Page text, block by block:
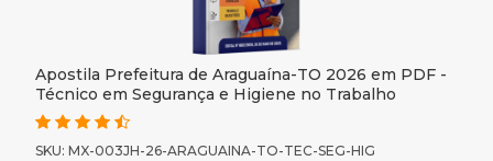
Apostila Prefeitura de Araguaína-TO 2026 em PDF -
Técnico em Segurança e Higiene no Trabalho
SKU: MX-003JH-26-ARAGUAINA-TO-TEC-SEG-HIG